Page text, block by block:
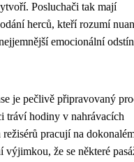
Posluchači tak mají
herců, kteří rozumí
emocionální
je pečlivě připravovaný
tráví hodiny v nahrávacích
pracují na
výjimkou, že se některé